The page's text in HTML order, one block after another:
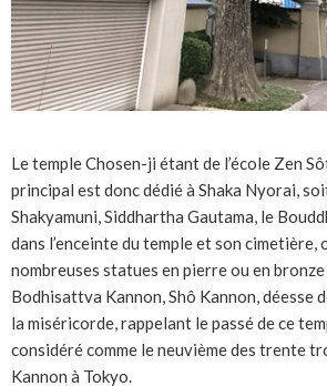
Le temple Chosen-ji étant de l’école Zen
principal est donc dédié à Shaka Nyorai,
Shakyamuni, Siddhartha Gautama, le
dans l’enceinte du temple et son cimetière,
nombreuses statues en pierre ou en
Bodhisattva Kannon, Shô Kannon, déesse
la miséricorde, rappelant le passé de ce
considéré comme le neuvième des trente
Kannon à Tokyo.